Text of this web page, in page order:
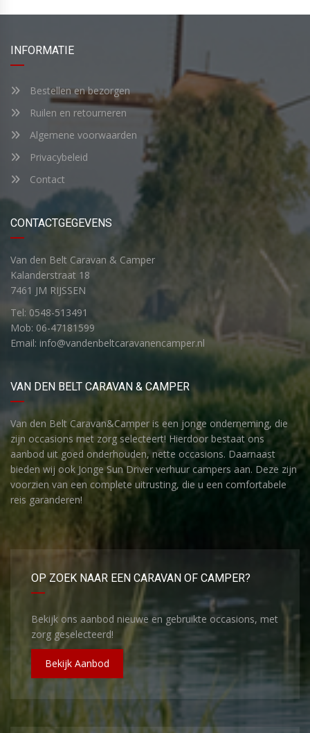
INFORMATIE
Bestellen en bezorgen
Ruilen en retourneren
Algemene voorwaarden
Privacybeleid
Contact
CONTACTGEGEVENS
Van den Belt Caravan & Camper
Kalanderstraat 18
7461 JM RIJSSEN
Tel: 0548-513491
Mob: 06-47181599
Email: info@vandenbeltcaravanencamper.nl
VAN DEN BELT CARAVAN & CAMPER
Van den Belt Caravan&Camper is een jonge onderneming, die
zijn occasions met zorg selecteert! Hierdoor bestaat ons
aanbod uit goed onderhouden, nette occasions. Daarnaast
bieden wij ook Jonge Sun Driver verhuur campers aan. Deze zijn
voorzien van een complete uitrusting, die u een comfortabele
reis garanderen!
OP ZOEK NAAR EEN CARAVAN OF CAMPER?
Bekijk ons aanbod nieuwe en gebruikte occasions, met
zorg geselecteerd!
Bekijk Aanbod